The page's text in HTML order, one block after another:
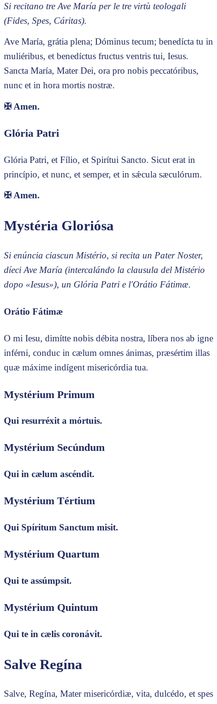
Si recitano tre Ave María per le tre virtù teologali
(Fides, Spes, Cáritas).
Ave María, grátia plena; Dóminus tecum; benedícta tu in
muliéribus, et benedíctus fructus ventris tui, Iesus.
Sancta María, Mater Dei, ora pro nobis peccatóribus,
nunc et in hora mortis nostræ.
✠ Amen.
Glória Patri
Glória Patri, et Fílio, et Spirítui Sancto. Sicut erat in
princípio, et nunc, et semper, et in sǽcula sæculórum.
✠Amen.
Mystéria Gloriósa
Si enúncia ciascun Mistério, si recita un Pater Noster,
díeci Ave María (intercalándo la clausula del Mistério
dopo «Iesus»), un Glória Patri e l'Orátio Fátimæ.
Orátio Fátimæ
O mi Iesu, dimítte nobis débita nostra, líbera nos ab igne
inférni, conduc in cælum omnes ánimas, præsértim illas
quæ máxime indígent misericórdia tua.
Mystérium Primum
Qui resurréxit a mórtuis.
Mystérium Secúndum
Qui in cælum ascéndit.
Mystérium Tértium
Qui Spíritum Sanctum misit.
Mystérium Quartum
Qui te assúmpsit.
Mystérium Quintum
Qui te in cælis coronávit.
Salve Regína
Salve, Regína, Mater misericórdiæ, vita, dulcédo, et spes